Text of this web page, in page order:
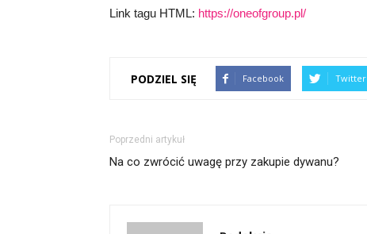
Link tagu HTML: https://oneofgroup.pl/
PODZIEL SIĘ Facebook Twitter
Poprzedni artykuł
Na co zwrócić uwagę przy zakupie dywanu?